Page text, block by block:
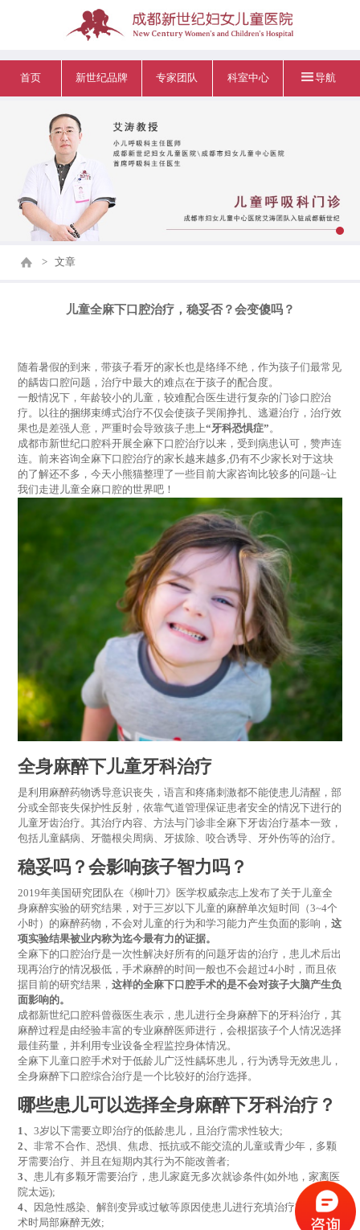
首页 新世纪品牌 专家团队 科室中心 导航
> 文章
儿童全麻下口腔治疗，稳妥否？会变傻吗？
随着暑假的到来，带孩子看牙的家长也是络绎不绝，作为孩子们最常见
的龋齿口腔问题，治疗中最大的难点在于孩子的配合度。
一般情况下，年龄较小的儿童，较难配合医生进行复杂的门诊口腔治
疗。以往的捆绑束缚式治疗不仅会使孩子哭闹挣扎、逃避治疗，治疗效
果也是差强人意，严重时会导致孩子患上“牙科恐惧症”。
成都市新世纪口腔科开展全麻下口腔治疗以来，受到病患认可，赞声连
连。前来咨询全麻下口腔治疗的家长越来越多,仍有不少家长对于这块
的了解还不多，今天小熊猫整理了一些目前大家咨询比较多的问题~让
我们走进儿童全麻口腔的世界吧！
全身麻醉下儿童牙科治疗
是利用麻醉药物诱导意识丧失，语言和疼痛刺激都不能使患儿清醒，部
分或全部丧失保护性反射，依靠气道管理保证患者安全的情况下进行的
儿童牙齿治疗。其治疗内容、方法与门诊非全麻下牙齿治疗基本一致，
包括儿童龋病、牙髓根尖周病、牙拔除、咬合诱导、牙外伤等的治疗。
稳妥吗？会影响孩子智力吗？
2019年美国研究团队在《柳叶刀》医学权威杂志上发布了关于儿童全
身麻醉实验的研究结果，对于三岁以下儿童的麻醉单次短时间（3~4个
小时）的麻醉药物，不会对儿童的行为和学习能力产生负面的影响，这
项实验结果被业内称为迄今最有力的证据。
全麻下的口腔治疗是一次性解决好所有的问题牙齿的治疗，患儿术后出
现再治疗的情况极低，手术麻醉的时间一般也不会超过4小时，而且依
据目前的研究结果，这样的全麻下口腔手术的是不会对孩子大脑产生负
面影响的。
成都新世纪口腔科曾薇医生表示，患儿进行全身麻醉下的牙科治疗，其
麻醉过程是由经验丰富的专业麻醉医师进行，会根据孩子个人情况选择
最佳药量，并利用专业设备全程监控身体情况。
全麻下儿童口腔手术对于低龄儿广泛性龋坏患儿，行为诱导无效患儿，
全身麻醉下口腔综合治疗是一个比较好的治疗选择。
哪些患儿可以选择全身麻醉下牙科治疗？
1、3岁以下需要立即治疗的低龄患儿，且治疗需求性较大;
2、非常不合作、恐惧、焦虑、抵抗或不能交流的儿童或青少年，多颗
牙需要治疗、并且在短期内其行为不能改善者;
3、 患儿有多颗牙需要治疗，患儿家庭无多次就诊条件(如外地，家离医
院太远);
4、
因急性感染、解剖变异或过敏等原因使患儿进行充填治疗或外科手
术时局部麻醉无效;